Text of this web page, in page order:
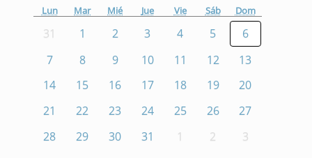
Lun Mar Mié Jue Vie Sáb Dom
31 1 2 3 4 5
6
7
8 9 10 11 12
13
14
15 16 17 18 19
20
21
22 23 24 25 26
27
28
29 30 31 1 2 3